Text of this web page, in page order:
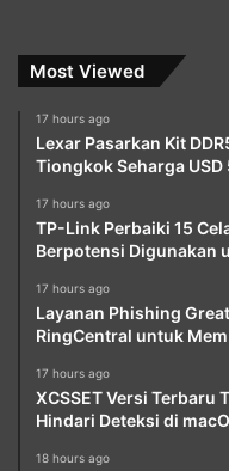
Most Viewed
17 hours ago
Lexar Pasarkan Kit
Tiongkok Seharga USD
17 hours ago
TP-Link Perbaiki 15
Berpotensi Digunakan
17 hours ago
Layanan Phishing
RingCentral untuk
17 hours ago
XCSSET Versi Terbaru
Hindari Deteksi di
18 hours ago